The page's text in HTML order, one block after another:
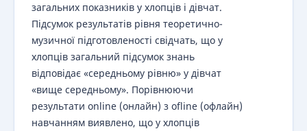
загальних показників у хлопців і дівчат.
Підсумок результатів рівня теоретично-
музичної підготовленості свідчать, що у
хлопців загальний підсумок знань
відповідає «середньому рівню» у дівчат
«вище середньому». Порівнюючи
результати online (онлайн) з ofline (офлайн)
навчанням виявлено, що у хлопців